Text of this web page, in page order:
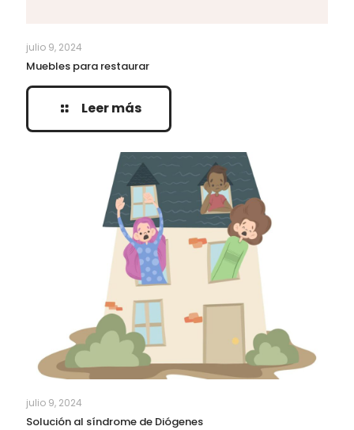
julio 9, 2024
Muebles para restaurar
Leer más
julio 9, 2024
Solución al síndrome de Diógenes